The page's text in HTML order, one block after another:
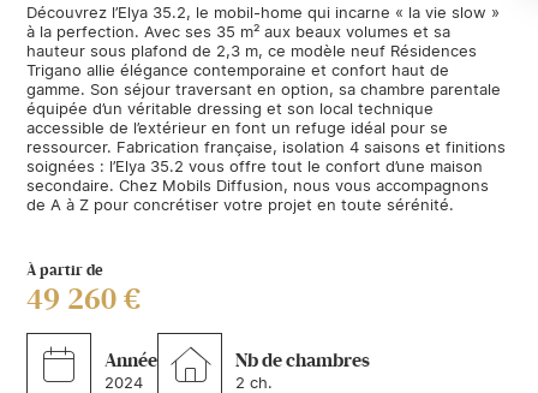
Découvrez l’Elya 35.2, le mobil-home qui incarne « la vie slow »
à la perfection. Avec ses 35 m² aux beaux volumes et sa
hauteur sous plafond de 2,3 m, ce modèle neuf Résidences
Trigano allie élégance contemporaine et confort haut de
gamme. Son séjour traversant en option, sa chambre parentale
équipée d’un véritable dressing et son local technique
accessible de l’extérieur en font un refuge idéal pour se
ressourcer. Fabrication française, isolation 4 saisons et finitions
soignées : l’Elya 35.2 vous offre tout le confort d’une maison
secondaire. Chez Mobils Diffusion, nous vous accompagnons
de A à Z pour concrétiser votre projet en toute sérénité.
À partir de
49 260 €
Année
2024
Nb de chambres
2 ch.